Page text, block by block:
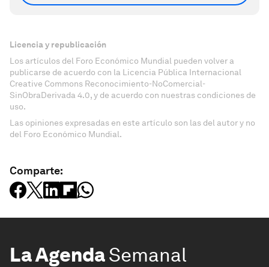
Licencia y republicación
Los artículos del Foro Económico Mundial pueden volver a
publicarse de acuerdo con la Licencia Pública Internacional
Creative Commons Reconocimiento-NoComercial-
SinObraDerivada 4.0, y de acuerdo con nuestras condiciones de
uso.
Las opiniones expresadas en este artículo son las del autor y no
del Foro Económico Mundial.
Comparte:
La AgendaSemanal